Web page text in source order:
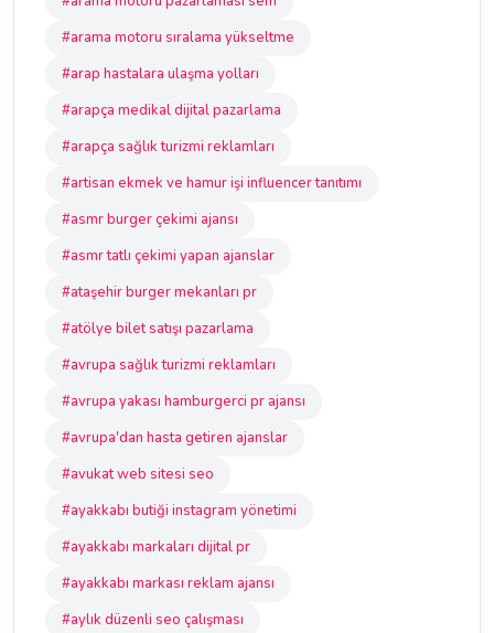
#arama motoru sıralama yükseltme
#arap hastalara ulaşma yolları
#arapça medikal dijital pazarlama
#arapça sağlık turizmi reklamları
#artisan ekmek ve hamur işi influencer tanıtımı
#asmr burger çekimi ajansı
#asmr tatlı çekimi yapan ajanslar
#ataşehir burger mekanları pr
#atölye bilet satışı pazarlama
#avrupa sağlık turizmi reklamları
#avrupa yakası hamburgerci pr ajansı
#avrupa'dan hasta getiren ajanslar
#avukat web sitesi seo
#ayakkabı butiği instagram yönetimi
#ayakkabı markaları dijital pr
#ayakkabı markası reklam ajansı
#aylık düzenli seo çalışması